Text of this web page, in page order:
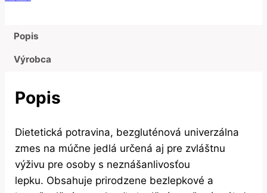
Popis
Výrobca
Popis
Dietetická potravina, bezgluténová univerzálna
zmes na múčne jedlá určená aj pre zvláštnu
výživu pre osoby s neznášanlivosťou
lepku. Obsahuje prirodzene bezlepkové a